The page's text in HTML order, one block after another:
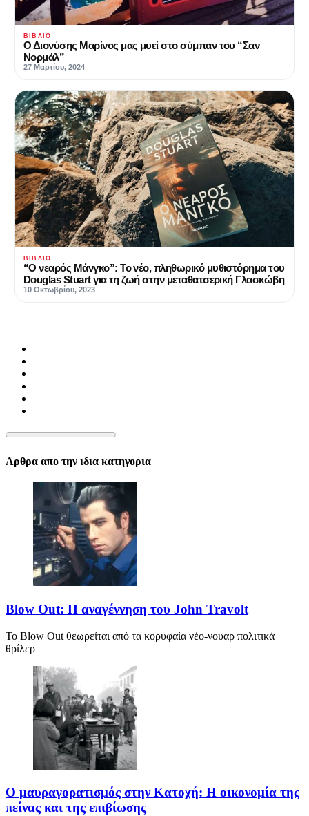
ΒΙΒΛΊΟ
Ο Διονύσης Μαρίνος μας μυεί στο σύμπαν του “Σαν
Νορμάλ”
27 Μαρτίου, 2024
ΒΙΒΛΊΟ
“Ο νεαρός Μάνγκο”: Το νέο, πληθωρικό μυθιστόρημα του
Douglas Stuart για τη ζωή στην μεταθατσερική Γλασκώβη
10 Οκτωβρίου, 2023
Αρθρα απο την ιδια κατηγορια
Blow Out: Η αναγέννηση του John Travolt
Το Blow Out θεωρείται από τα κορυφαία νέο-νουαρ πολιτικά
θρίλερ
Ο μαυραγορατισμός στην Κατοχή: Η οικονομία της
πείνας και της επιβίωσης